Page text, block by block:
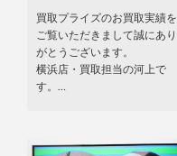
買取プライズのお買取実績を
ご覧いただきまして誠にあり
がとうございます。
横浜店・買取担当の河上で
す。…